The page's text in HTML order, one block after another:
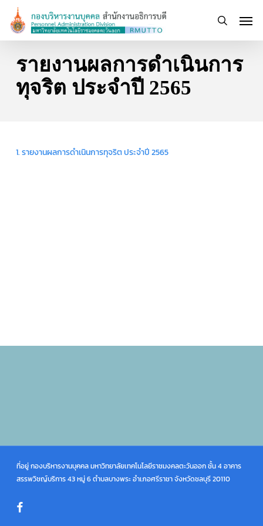
main
search
รายงานผลการดำเนินการ
ทุจริต ประจำปี 2565
1. รายงานผลการดำเนินการทุจริต ประจำปี 2565
ที่อยู่ กองบริหารงานบุคคล มหาวิทยาลัยเทคโนโลยีราชมงคลตะวันออก ชั้น 4 อาคาร
สรรพวิชญ์บริการ 43 หมู่ 6 ตำบลบางพระ อำเภอศรีราชา จังหวัดชลบุรี 20110
facebook